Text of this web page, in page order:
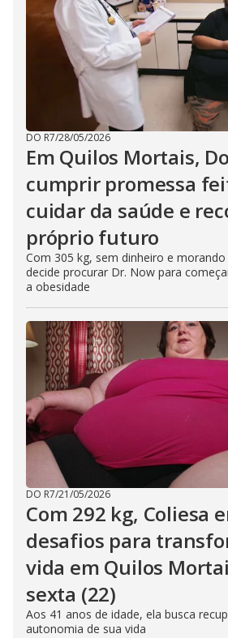
DO R7/28/05/2026
Em Quilos Mortais,
cumprir promessa
cuidar da saúde e
próprio futuro
Com 305 kg, sem dinheiro e
decide procurar Dr. Now para
a obesidade
DO R7/21/05/2026
Com 292 kg, Coliesa
desafios para
vida em Quilos
sexta (22)
Aos 41 anos de idade, ela busca
autonomia de sua vida